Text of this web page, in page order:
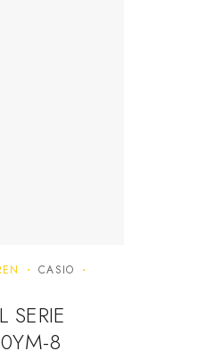
CASIO
SERIE
8